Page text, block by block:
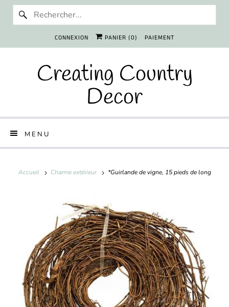
CONNEXION PANIER (0) PAIEMENT
Creating Country
Decor
MENU
Accueil Charme extérieur *Guirlande de vigne, 15 pieds de long